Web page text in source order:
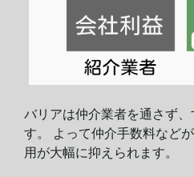
バリアは仲介業者を通さず
す。 よって仲介手数料など
用が大幅に抑えられます。